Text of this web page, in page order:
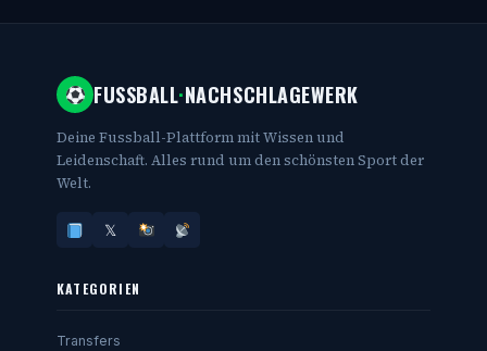
FUSSBALL·NACHSCHLAGEWERK
Deine Fussball-Plattform mit Wissen und
Leidenschaft. Alles rund um den schönsten Sport der
Welt.
𝕏
KATEGORIEN
Transfers